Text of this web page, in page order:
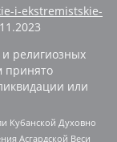
i-ekstremistskie-
религиозных
принято
или
Кубанской Духовно
Асгардской Веси